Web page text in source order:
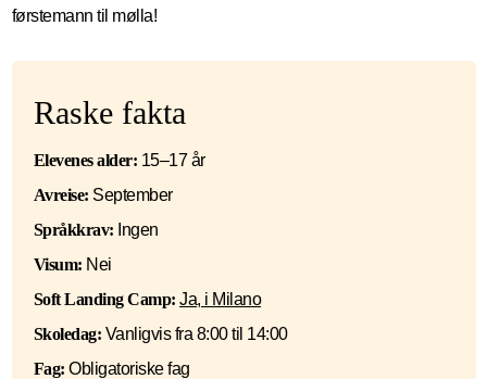
førstemann til mølla!
Raske fakta
Elevenes alder: 15–17 år
Avreise: September
Språkkrav: Ingen
Visum: Nei
Soft Landing Camp: Ja, i Milano
Skoledag: Vanligvis fra 8:00 til 14:00
Fag: Obligatoriske fag